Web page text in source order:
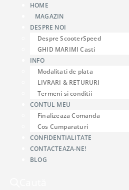
HOME
MAGAZIN
DESPRE NOI
Despre ScooterSpeed
GHID MARIMI Casti
INFO
Modalitati de plata
LIVRARI & RETURURI
Termeni si conditii
CONTUL MEU
Finalizeaza Comanda
Cos Cumparaturi
CONFIDENTIALITATE
CONTACTEAZA-NE!
BLOG